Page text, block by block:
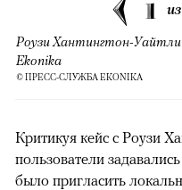
1 из
Роузи Хантингтон-
Ekonika
© ПРЕСС-СЛУЖБА EKONIKA
Критикуя кейс с Роузи
пользователи
было пригласить